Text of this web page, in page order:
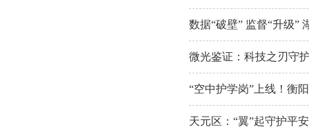
数据“破壁” 监督“升级”
微光鉴证：科技之刃守
“空中护学岗”上线！衡
天元区：“翼”起守护平